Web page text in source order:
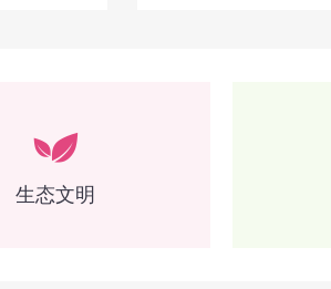
生态文明